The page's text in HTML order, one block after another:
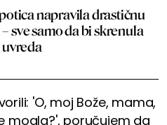
napravila drastičnu
sve samo da bi skrenula
uvreda
'O, moj Bože, mama,
mogla?', poručujem da